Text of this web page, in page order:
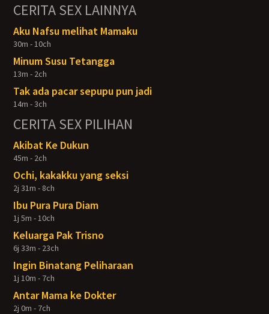
CERITA SEX LAINNYA
Aku Nafsu melihat Mamaku
30m - 10ch
Minum Susu Tetangga
13m - 2ch
Tak ada pacar sepupu pun jadi
14m - 3ch
CERITA SEX PILIHAN
Akibat Ke Dukun
45m - 2ch
Ochi, kakakku yang seksi
2j 31m - 8ch
Ibu Pura Pura Diam
1j 5m - 10ch
Keluarga Pak Trisno
6j 33m - 23ch
Ingin Binatang Peliharaan
1j 10m - 7ch
Antar Mama ke Dokter
2j 0m - 7ch